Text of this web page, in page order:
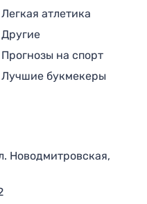
Легкая атлетика
Другие
Прогнозы на спорт
Лучшие букмекеры
Новодмитровская,